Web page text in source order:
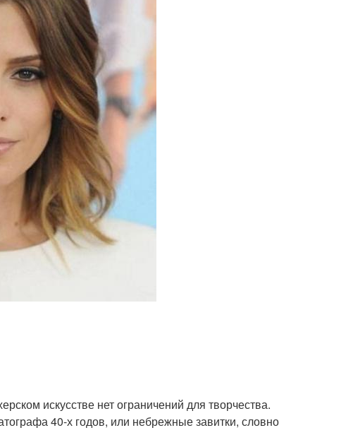
искусстве нет ограничений для творчества.
40-х годов, или небрежные завитки, словно